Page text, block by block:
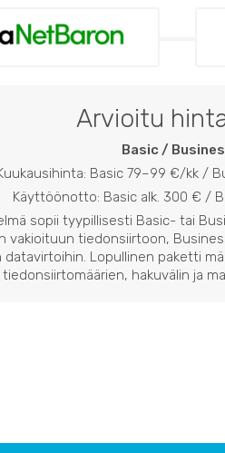
Arvioitu
Basic /
Basic 79–99 €/kk /
Käyttöönotto: Basic alk. 300 € /
sopii tyypillisesti Basic- tai
vakioituun tiedonsiirtoon,
datavirtoihin. Lopullinen paketti
hakuvälin ja